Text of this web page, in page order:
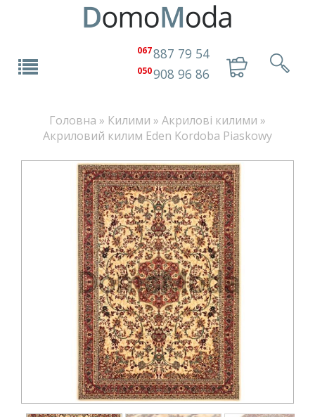
067887 79 54
050908 96 86
Головна » Килими » Акрилові килими »
Акриловий килим Eden Kordoba Piaskowy